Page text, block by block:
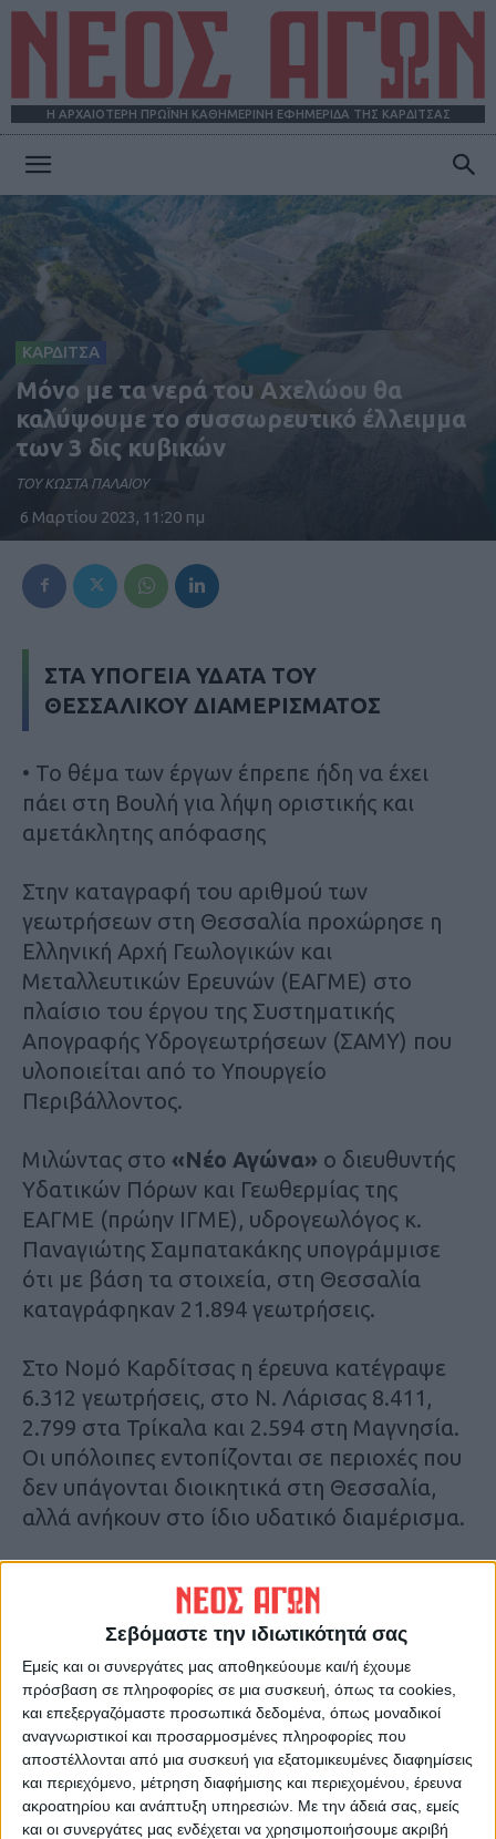
Σεβόμαστε την ιδιωτικότητά σας
Εμείς και οι συνεργάτες μας αποθηκεύουμε και/ή έχουμε
πρόσβαση σε πληροφορίες σε μια συσκευή, όπως τα cookies,
και επεξεργαζόμαστε προσωπικά δεδομένα, όπως μοναδικοί
αναγνωριστικοί και προσαρμοσμένες πληροφορίες που
αποστέλλονται από μια συσκευή για εξατομικευμένες διαφημίσεις
και περιεχόμενο, μέτρηση διαφήμισης και περιεχομένου, έρευνα
ακροατηρίου και ανάπτυξη υπηρεσιών. Με την άδειά σας, εμείς
και οι συνεργάτες μας ενδέχεται να χρησιμοποιήσουμε ακριβή
Η ΑΡΧΑΙΟΤΕΡΗ ΠΡΩΪΝΗ ΚΑΘΗΜΕΡΙΝΗ ΕΦΗΜΕΡΙΔΑ ΤΗΣ ΚΑΡΔΙΤΣΑΣ
ΚΑΡΔΙΤΣΑ
Μόνο με τα νερά του Αχελώου θα
καλύψουμε το συσσωρευτικό έλλειμμα
των 3 δις κυβικών
TOY KΩΣΤΑ ΠΑΛΑΙΟΥ
6 Μαρτίου 2023, 11:20 πμ
ΣΤΑ ΥΠΟΓΕΙΑ ΥΔΑΤΑ ΤΟΥ
ΘΕΣΣΑΛΙΚΟΥ ΔΙΑΜΕΡΙΣΜΑΤΟΣ
• Το θέμα των έργων έπρεπε ήδη να έχει
πάει στη Βουλή για λήψη οριστικής και
αμετάκλητης απόφασης
Στην καταγραφή του αριθμού των
γεωτρήσεων στη Θεσσαλία προχώρησε η
Ελληνική Αρχή Γεωλογικών και
Μεταλλευτικών Ερευνών (ΕΑΓΜΕ) στο
πλαίσιο του έργου της Συστηματικής
Απογραφής Υδρογεωτρήσεων (ΣΑΜΥ) που
υλοποιείται από το Υπουργείο
Περιβάλλοντος.
Μιλώντας στο «Νέο Αγώνα» ο διευθυντής
Υδατικών Πόρων και Γεωθερμίας της
ΕΑΓΜΕ (πρώην ΙΓΜΕ), υδρογεωλόγος κ.
Παναγιώτης Σαμπατακάκης υπογράμμισε
ότι με βάση τα στοιχεία, στη Θεσσαλία
καταγράφηκαν 21.894 γεωτρήσεις.
Στο Νομό Καρδίτσας η έρευνα κατέγραψε
6.312 γεωτρήσεις, στο Ν. Λάρισας 8.411,
2.799 στα Τρίκαλα και 2.594 στη Μαγνησία.
Οι υπόλοιπες εντοπίζονται σε περιοχές που
δεν υπάγονται διοικητικά στη Θεσσαλία,
αλλά ανήκουν στο ίδιο υδατικό διαμέρισμα.
Τελευταίες Ειδήσεις Σήμερα
Ακολούθησε την εφημερίδα ΝΕΟΣ
ΑΓΩΝ στο Google News!
Όλες οι εξελίξεις στην περιοχή της
Καρδίτσας και ευρύτερα της Θεσσαλίας